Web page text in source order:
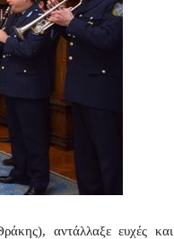
αντάλλαξε ευχές και